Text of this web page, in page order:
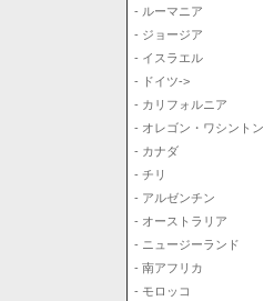
- ルーマニア
- ジョージア
- イスラエル
- ドイツ->
- カリフォルニア
- オレゴン・ワシントン
- カナダ
- チリ
- アルゼンチン
- オーストラリア
- ニュージーランド
- 南アフリカ
- モロッコ